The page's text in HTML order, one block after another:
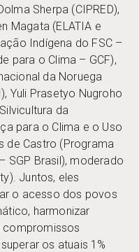
Sherpa (CIPRED),
Magata (ELATIA e
Indígena do FSC –
para o Clima – GCF),
da Noruega
Yuli Prasetyo Nugroho
da
para o Clima e o Uso
de Castro (Programa
SGP Brasil), moderado
Juntos, eles
o acesso dos povos
harmonizar
compromissos
os atuais 1%